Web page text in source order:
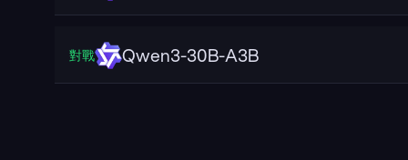
對戰 Qwen3-30B-A3B